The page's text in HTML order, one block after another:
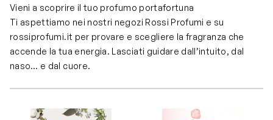
Vieni a scoprire il tuo profumo portafortuna
Ti aspettiamo nei nostri negozi Rossi Profumi e su
rossiprofumi.it per provare e scegliere la fragranza che
accende la tua energia. Lasciati guidare dall’intuito, dal
naso… e dal cuore.